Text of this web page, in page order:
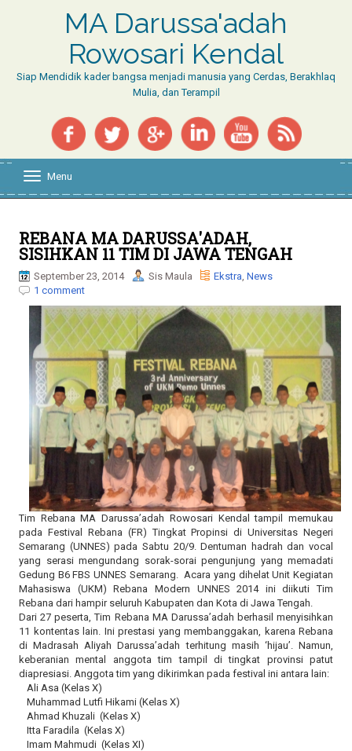
MA Darussa'adah
Rowosari Kendal
Siap Mendidik kader bangsa menjadi manusia yang Cerdas, Berakhlaq
Mulia, dan Terampil
l
e
n
a
i
g
i
o
n
Menu
REBANA MA DARUSSA'ADAH,
SISIHKAN 11 TIM DI JAWA TENGAH
September 23, 2014 Sis Maula Ekstra, News
1 comment
Tim Rebana MA Darussa’adah Rowosari Kendal tampil memukau
pada Festival Rebana (FR) Tingkat Propinsi di Universitas Negeri
Semarang (UNNES) pada Sabtu 20/9. Dentuman hadrah dan vocal
yang serasi mengundang sorak-sorai pengunjung yang memadati
Gedung B6 FBS UNNES Semarang. Acara yang dihelat Unit Kegiatan
Mahasiswa (UKM) Rebana Modern UNNES 2014 ini diikuti Tim
Rebana dari hampir seluruh Kabupaten dan Kota di Jawa Tengah.
Dari 27 peserta, Tim Rebana MA Darussa’adah berhasil menyisihkan
11 kontentas lain. Ini prestasi yang membanggakan, karena Rebana
di Madrasah Aliyah Darussa’adah terhitung masih ‘hijau’. Namun,
keberanian mental anggota tim tampil di tingkat provinsi patut
diapresiasi. Anggota tim yang dikirimkan pada festival ini antara lain:
Ali Asa (Kelas X)
Muhammad Lutfi Hikami (Kelas X)
Ahmad Khuzali (Kelas X)
Itta Faradila (Kelas X)
Imam Mahmudi (Kelas XI)